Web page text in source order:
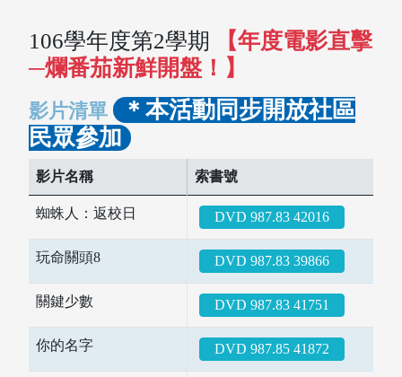
106學年度第2學期
【年度電影直擊
─爛番茄新鮮開盤！】
影片清單
＊本活動同步開放社區
民眾參加
影片名稱 索書號
蜘蛛人：返校日 DVD 987.83 42016
玩命關頭8 DVD 987.83 39866
關鍵少數 DVD 987.83 41751
你的名字 DVD 987.85 41872